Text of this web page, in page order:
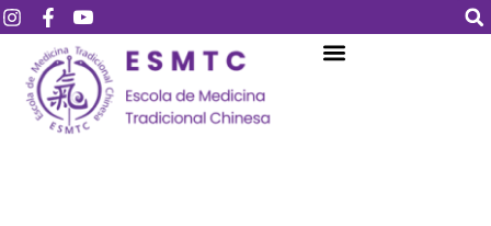
Login Assinar
Login